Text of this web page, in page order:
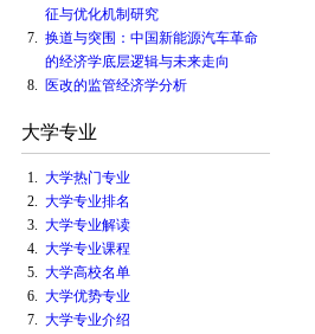
征与优化机制研究
7. 换道与突围：中国新能源汽车革命
的经济学底层逻辑与未来走向
8.
医改的监管经济学分析
大学专业
1. 大学热门专业
2. 大学专业排名
3. 大学专业解读
4. 大学专业课程
5. 大学高校名单
6. 大学优势专业
7. 大学专业介绍